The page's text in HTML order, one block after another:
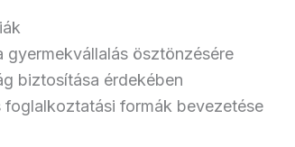
gyermekvállalás ösztönzésére
biztosítása érdekében
formák bevezetése